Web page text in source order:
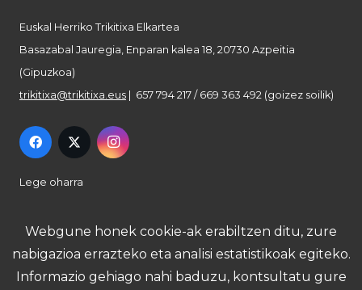
Euskal Herriko Trikitixa Elkartea
Basazabal Jauregia, Enparan kalea 18, 20730 Azpeitia
(Gipuzkoa)
trikitixa@trikitixa.eus | 657 794 217 / 669 363 492 (goizez soilik)
Lege oharra
Pribatutasun politika
Webgune honek cookie-ak erabiltzen ditu, zure
nabigazioa errazteko eta analisi estatistikoak egiteko.
Informazio gehiago nahi baduzu, kontsultatu gure